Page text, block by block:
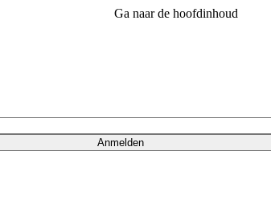
Ga naar de hoofdinhoud
Anmelden